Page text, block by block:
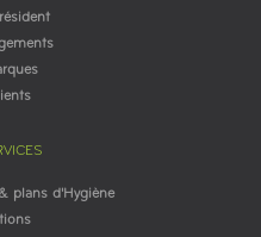
plans d'Hygiène